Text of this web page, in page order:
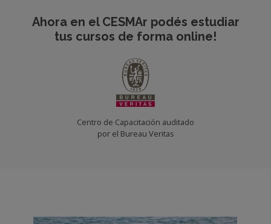
Ahora en el CESMAr podés estudiar
tus cursos de forma online!
Centro de Capacitación auditado
por el Bureau Veritas